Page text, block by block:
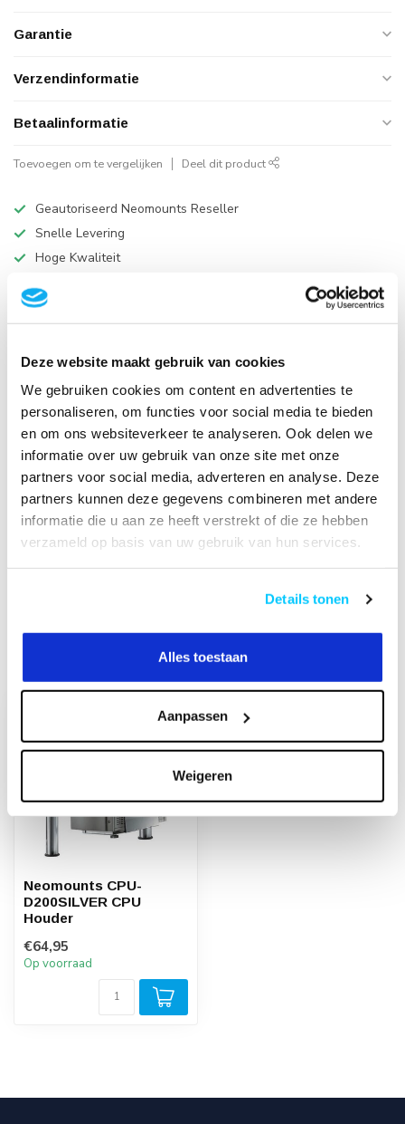
Deze website maakt gebruik van cookies
We gebruiken cookies om content en advertenties te
personaliseren, om functies voor social media te bieden
en om ons websiteverkeer te analyseren. Ook delen we
informatie over uw gebruik van onze site met onze
partners voor social media, adverteren en analyse. Deze
partners kunnen deze gegevens combineren met andere
informatie die u aan ze heeft verstrekt of die ze hebben
verzameld op basis van uw gebruik van hun services.
Details tonen
Alles toestaan
Aanpassen
Weigeren
Garantie
Verzendinformatie
Betaalinformatie
Toevoegen om te vergelijken Deel dit product
Geautoriseerd Neomounts Reseller
Snelle Levering
Hoge Kwaliteit
Specificaties
Reviews
Heeft u een vraag over dit product?
Of heeft u hulp nodig bij het bestellen? Neem
contact op met onze klantenservicee
info@neomounts24.nlof+31 368487320. We
Neomounts CPU-
D200SILVER CPU
Houder
€64,95
Op voorraad